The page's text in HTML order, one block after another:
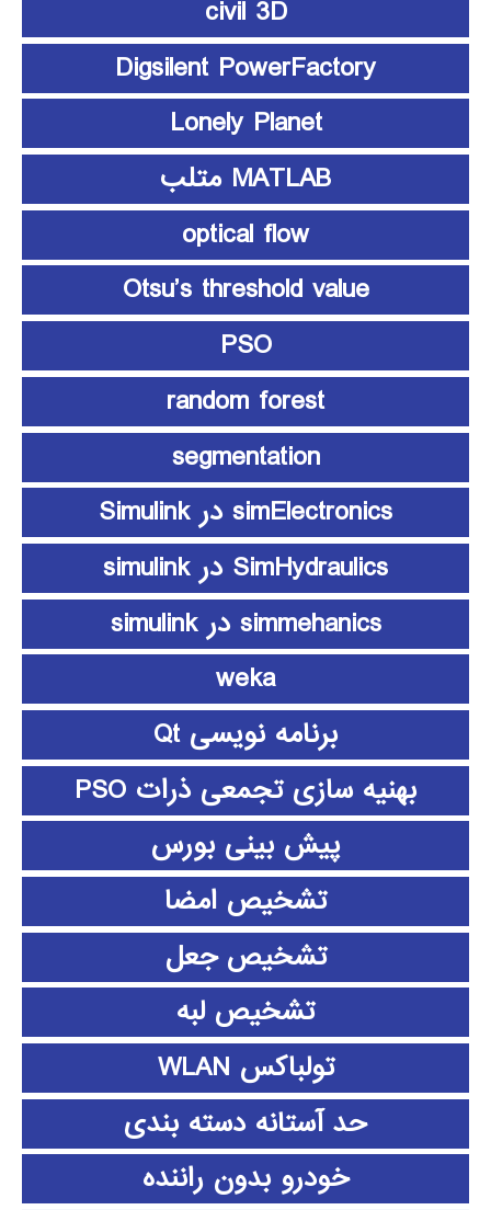
civil 3D
Digsilent PowerFactory
Lonely Planet
MATLAB متلب
optical flow
Otsu’s threshold value
PSO
random forest
segmentation
simElectronics در Simulink
SimHydraulics در simulink
simmehanics در simulink
weka
برنامه نویسی Qt
بهنیه سازی تجمعی ذرات PSO
پیش بینی بورس
تشخیص امضا
تشخیص جعل
تشخیص لبه
تولباکس WLAN
حد آستانه دسته بندی
خودرو بدون راننده